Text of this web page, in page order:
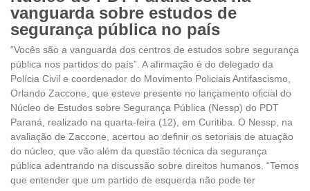
vanguarda sobre estudos de
segurança pública no país
“Vocês são a vanguarda dos centros de estudos sobre segurança
pública nos partidos do país”. A afirmação é do delegado da
Polícia Civil e coordenador do Movimento Policiais Antifascismo,
Orlando Zaccone, que esteve presente no lançamento oficial do
Núcleo de Estudos sobre Segurança Pública (Nessp) do PDT
Paraná, realizado na quarta-feira (12), em Curitiba. O Nessp, na
avaliação de Zaccone, acertou ao definir os setoriais de atuação
do núcleo, que vão além da questão técnica da segurança
pública adentrando na discussão sobre direitos humanos. “Temos
que entender que um partido de esquerda não pode ter